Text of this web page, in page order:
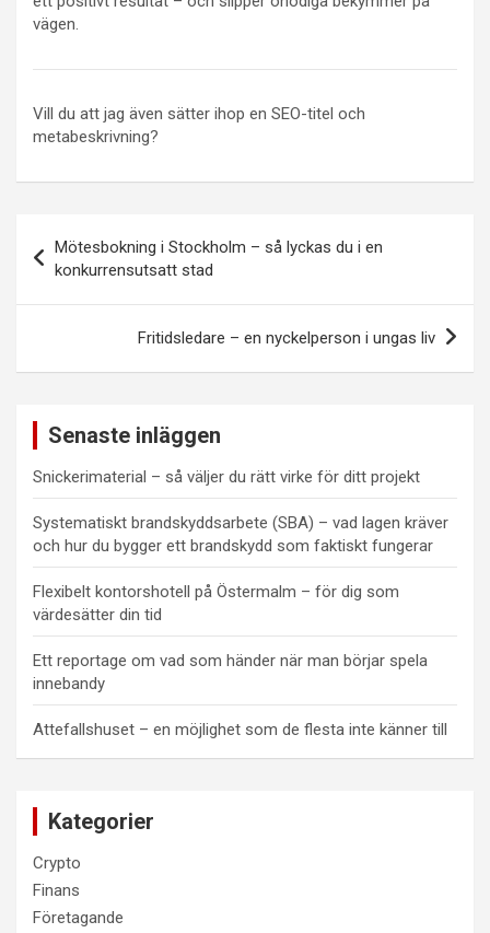
vägen.
Vill du att jag även sätter ihop en SEO-titel och
metabeskrivning?
Mötesbokning i Stockholm – så lyckas du i en
konkurrensutsatt stad
Fritidsledare – en nyckelperson i ungas liv
Senaste inläggen
Snickerimaterial – så väljer du rätt virke för ditt projekt
Systematiskt brandskyddsarbete (SBA) – vad lagen kräver
och hur du bygger ett brandskydd som faktiskt fungerar
Flexibelt kontorshotell på Östermalm – för dig som
värdesätter din tid
Ett reportage om vad som händer när man börjar spela
innebandy
Attefallshuset – en möjlighet som de flesta inte känner till
Kategorier
Crypto
Finans
Företagande